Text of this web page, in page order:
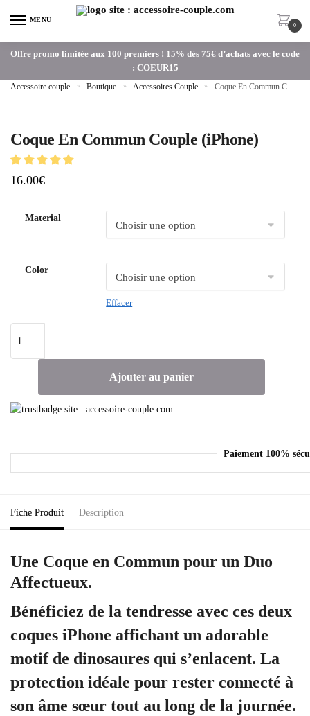
MENU
0
Offre promo limitée aux 100 premiers ! 15% dès 75€ d’achats avec le code
: COEUR15
Accessoire couple » Boutique » Accessoires Couple » Coque En Commun Couple (iPhone)
Coque En Commun Couple (iPhone)
16.00€
Material
Color
Effacer
Ajouter au panier
Paiement 100%
Fiche Produit Description
Une Coque en Commun pour un Duo
Affectueux.
Bénéficiez de la tendresse avec ces deux
coques iPhone affichant un adorable
motif de dinosaures qui s’enlacent. La
protection idéale pour rester connecté à
son âme sœur tout au long de la journée.